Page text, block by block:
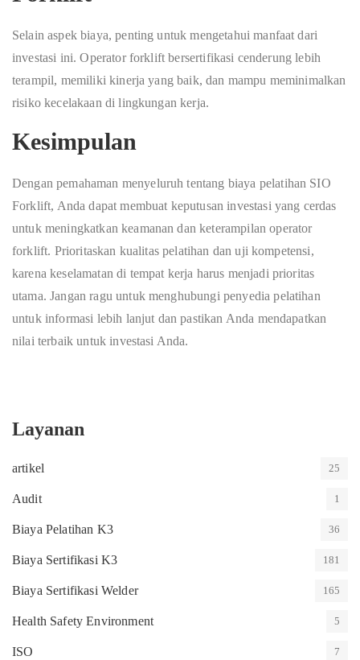
Selain aspek biaya, penting untuk mengetahui manfaat dari
investasi ini. Operator forklift bersertifikasi cenderung lebih
terampil, memiliki kinerja yang baik, dan mampu meminimalkan
risiko kecelakaan di lingkungan kerja.
Kesimpulan
Dengan pemahaman menyeluruh tentang biaya pelatihan SIO
Forklift, Anda dapat membuat keputusan investasi yang cerdas
untuk meningkatkan keamanan dan keterampilan operator
forklift. Prioritaskan kualitas pelatihan dan uji kompetensi,
karena keselamatan di tempat kerja harus menjadi prioritas
utama. Jangan ragu untuk menghubungi penyedia pelatihan
untuk informasi lebih lanjut dan pastikan Anda mendapatkan
nilai terbaik untuk investasi Anda.
Layanan
artikel 25
Audit 1
Biaya Pelatihan K3 36
Biaya Sertifikasi K3 181
Biaya Sertifikasi Welder 165
Health Safety Environment 5
ISO 7